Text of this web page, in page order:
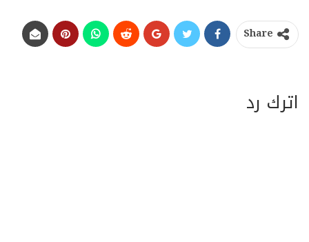
Share
اترك رد